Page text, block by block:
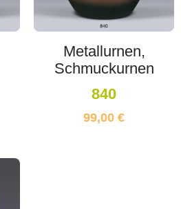
Metallurnen,
Schmuckurnen
840
99,00 €